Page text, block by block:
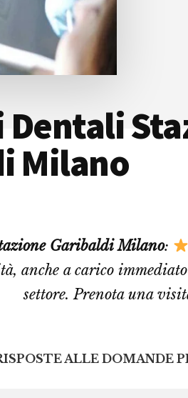
Milano
Garibaldi Milano:
anche a carico
settore. Prenota una
ALLE DOMANDE